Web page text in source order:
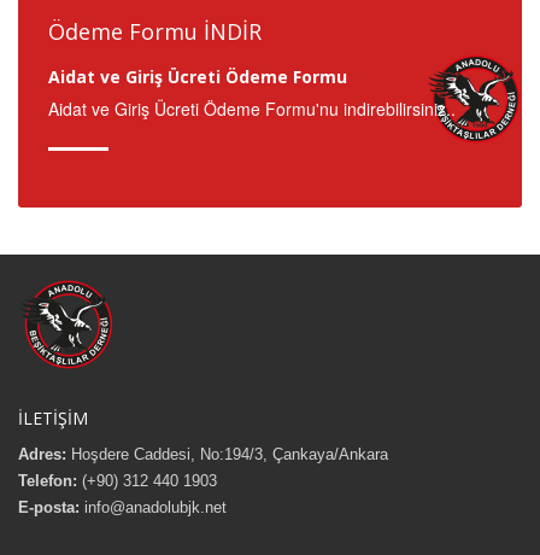
Ödeme Formu İNDİR
Aidat ve Giriş Ücreti Ödeme Formu
Aidat ve Giriş Ücreti Ödeme Formu'nu indirebilirsiniz..
İLETİŞİM
Adres: Hoşdere Caddesi, No:194/3, Çankaya/Ankara
Telefon: (+90) 312 440 1903
E-posta: info@anadolubjk.net